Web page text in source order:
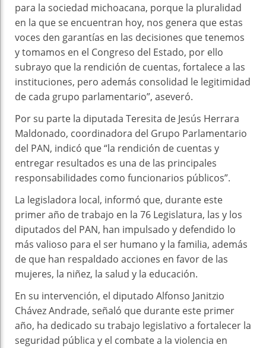
para la sociedad michoacana, porque la pluralidad
en la que se encuentran hoy, nos genera que estas
voces den garantías en las decisiones que tenemos
y tomamos en el Congreso del Estado, por ello
subrayo que la rendición de cuentas, fortalece a las
instituciones, pero además consolidad le legitimidad
de cada grupo parlamentario”, aseveró.
Por su parte la diputada Teresita de Jesús Herrara
Maldonado, coordinadora del Grupo Parlamentario
del PAN, indicó que “la rendición de cuentas y
entregar resultados es una de las principales
responsabilidades como funcionarios públicos”.
La legisladora local, informó que, durante este
primer año de trabajo en la 76 Legislatura, las y los
diputados del PAN, han impulsado y defendido lo
más valioso para el ser humano y la familia, además
de que han respaldado acciones en favor de las
mujeres, la niñez, la salud y la educación.
En su intervención, el diputado Alfonso Janitzio
Chávez Andrade, señaló que durante este primer
año, ha dedicado su trabajo legislativo a fortalecer la
seguridad pública y el combate a la violencia en